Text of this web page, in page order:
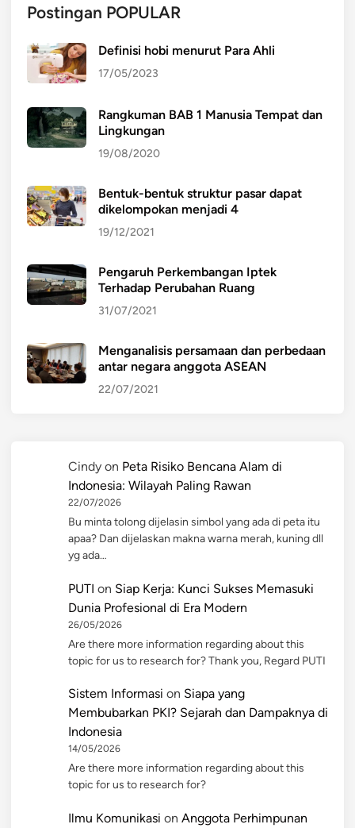
Postingan POPULAR
Definisi hobi menurut Para Ahli
17/05/2023
Rangkuman BAB 1 Manusia Tempat dan
Lingkungan
19/08/2020
Bentuk-bentuk struktur pasar dapat
dikelompokan menjadi 4
19/12/2021
Pengaruh Perkembangan Iptek
Terhadap Perubahan Ruang
31/07/2021
Menganalisis persamaan dan perbedaan
antar negara anggota ASEAN
22/07/2021
Cindy on Peta Risiko Bencana Alam di
Indonesia: Wilayah Paling Rawan
22/07/2026
Bu minta tolong dijelasin simbol yang ada di peta itu
apaa? Dan dijelaskan makna warna merah, kuning dll
yg ada…
PUTI on Siap Kerja: Kunci Sukses Memasuki
Dunia Profesional di Era Modern
26/05/2026
Are there more information regarding about this
topic for us to research for? Thank you, Regard PUTI
Sistem Informasi on Siapa yang
Membubarkan PKI? Sejarah dan Dampaknya di
Indonesia
14/05/2026
Are there more information regarding about this
topic for us to research for?
Ilmu Komunikasi on Anggota Perhimpunan